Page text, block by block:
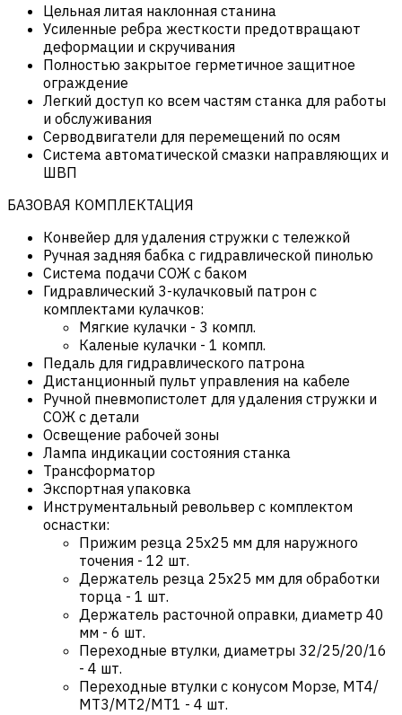
Цельная литая наклонная станина
Усиленные ребра жесткости предотвращают
деформации и скручивания
Полностью закрытое герметичное защитное
ограждение
Легкий доступ ко всем частям станка для работы
и обслуживания
Серводвигатели для перемещений по осям
Система автоматической смазки направляющих и
ШВП
БАЗОВАЯ КОМПЛЕКТАЦИЯ
Конвейер для удаления стружки с тележкой
Ручная задняя бабка с гидравлической пинолью
Система подачи СОЖ с баком
Гидравлический 3-кулачковый патрон с
комплектами кулачков:
Мягкие кулачки - 3 компл.
Каленые кулачки - 1 компл.
Педаль для гидравлического патрона
Дистанционный пульт управления на кабеле
Ручной пневмопистолет для удаления стружки и
СОЖ с детали
Освещение рабочей зоны
Лампа индикации состояния станка
Трансформатор
Экспортная упаковка
Инструментальный револьвер с комплектом
оснастки:
Прижим резца 25х25 мм для наружного
точения - 12 шт.
Держатель резца 25х25 мм для обработки
торца - 1 шт.
Держатель расточной оправки, диаметр 40
мм - 6 шт.
Переходные втулки, диаметры 32/25/20/16
- 4 шт.
Переходные втулки с конусом Морзе, МT4/
МT3/MT2/MT1 - 4 шт.